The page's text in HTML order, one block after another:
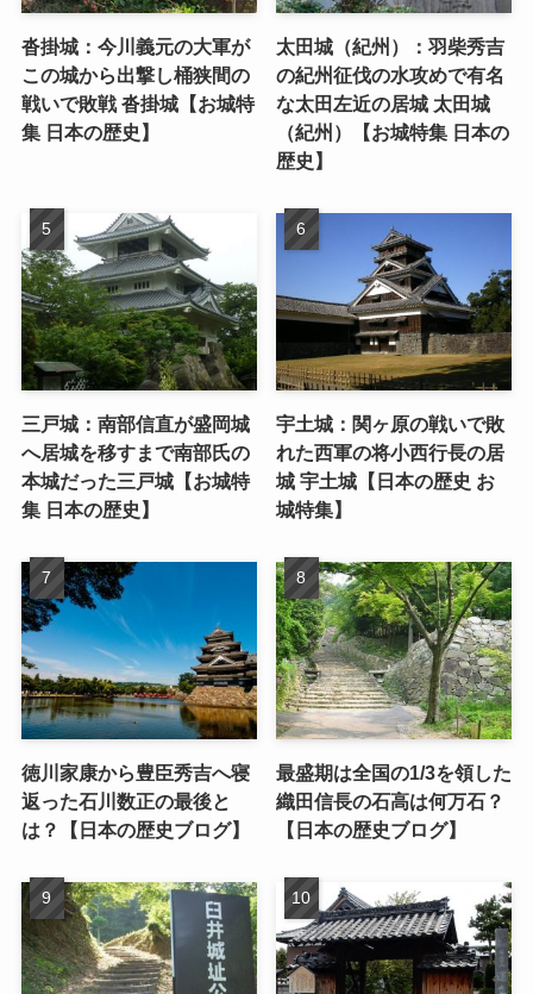
沓掛城：今川義元の大軍が
この城から出撃し桶狭間の
戦いで敗戦 沓掛城【お城特
集 日本の歴史】
太田城（紀州）：羽柴秀吉
の紀州征伐の水攻めで有名
な太田左近の居城 太田城
（紀州）【お城特集 日本の
歴史】
三戸城：南部信直が盛岡城
へ居城を移すまで南部氏の
本城だった三戸城【お城特
集 日本の歴史】
宇土城：関ヶ原の戦いで敗
れた西軍の将小西行長の居
城 宇土城【日本の歴史 お
城特集】
徳川家康から豊臣秀吉へ寝
返った石川数正の最後と
は？【日本の歴史ブログ】
最盛期は全国の1/3を領した
織田信長の石高は何万石？
【日本の歴史ブログ】